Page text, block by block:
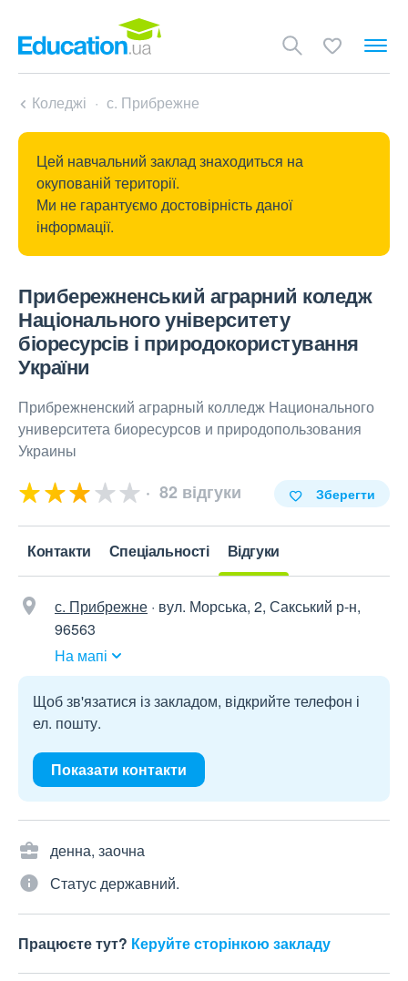
Коледжі с. Прибрежне
Цей навчальний заклад знаходиться на
окупованій території.
Ми не гарантуємо достовірність даної
інформації.
Прибережненський аграрний коледж
Національного університету
біоресурсів і природокористування
України
Прибрежненский аграрный колледж Национального
университета биоресурсов и природопользования
Украины
82 відгуки Зберегти
Контакти Спеціальності Відгуки
с. Прибрежне · вул. Морська, 2, Сакський р-н,
96563
На мапі
Щоб зв'язатися із закладом, відкрийте телефон і
ел. пошту.
Показати контакти
денна, заочна
Статус державний.
Працюєте тут? Керуйте сторінкою закладу